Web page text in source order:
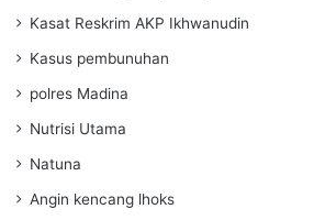
Kasat Reskrim AKP Ikhwanudin
Kasus pembunuhan
polres Madina
Nutrisi Utama
Natuna
Angin kencang lhoks